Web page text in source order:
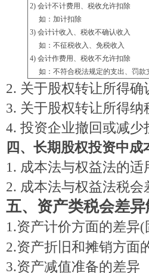
2) 会计不计费用、税收允许扣除
如：加计扣除
3) 会计计收入、税收不确认收入
如：不征税收入、免税收入
4) 会计作费用、税收不允许扣除
如：不符合税法规定的支出、罚款
2. 关于股权转让所得确
3. 关于股权转让所得纳
4. 投资企业撤回或减少
四、长期股权投资中
1. 成本法与权益法的适
2. 成本法与权益法税会
五、资产类税会差
1.资产计价方面的差异(
2.资产折旧和摊销方面
3.资产减值准备的差异